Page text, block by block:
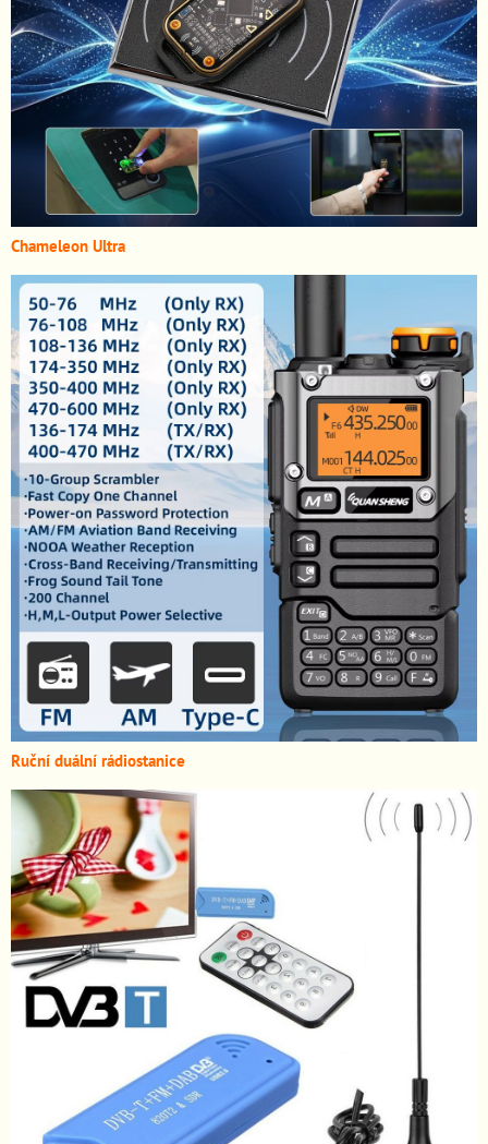
Chameleon Ultra
Ruční duální rádiostanice